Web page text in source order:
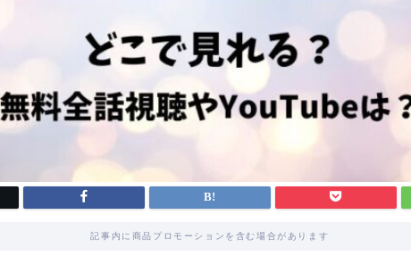
記事内に商品プロモーションを含む場合があります